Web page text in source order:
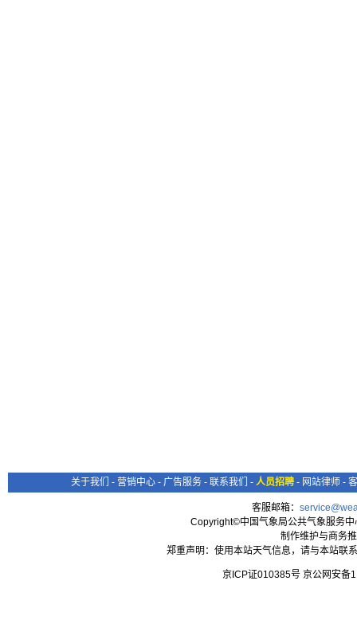
关于我们 - 营销中心 - 广告服务 - 联系我们 - 人员招聘 - 网站律师 -
客服邮箱：
Copyright©中国气象局公共气象服务
制作维护与商务
郑重声明：使用本站天气信息，请与本站联
京ICP证010385号 京公网安备